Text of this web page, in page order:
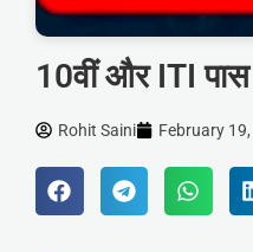
10वीं और ITI पास
Rohit Saini February